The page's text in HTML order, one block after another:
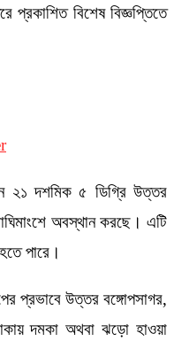
বিশেষ বিজ্ঞপ্তিতে
২১ দশমিক ৫ ডিগ্রি উত্তর
অবস্থান করছে। এটি
পারে।
প্রভাবে উত্তর বঙ্গোপসাগর,
দমকা অথবা ঝড়ো হাওয়া